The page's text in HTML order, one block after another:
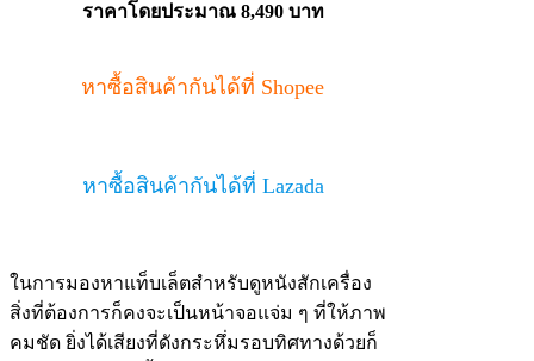
ราคาโดยประมาณ 8,490 บาท
หาซื้อสินค้ากันได้ที่ Shopee
หาซื้อสินค้ากันได้ที่ Lazada
ในการมองหาแท็บเล็ตสำหรับดูหนังสักเครื่อง
สิ่งที่ต้องการก็คงจะเป็นหน้าจอแจ่ม ๆ ที่ให้ภาพ
คมชัด ยิ่งได้เสียงที่ดังกระหึ่มรอบทิศทางด้วยก็